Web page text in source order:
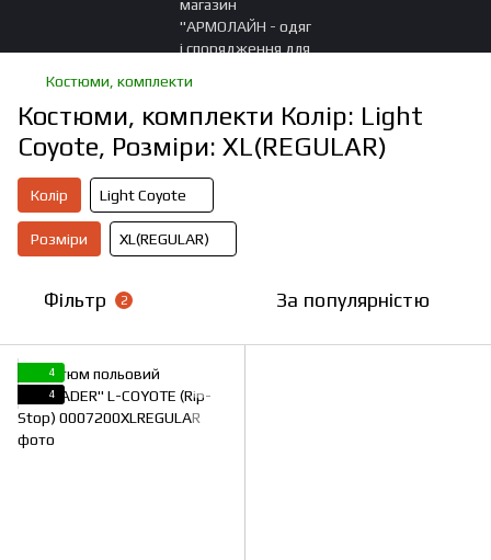
Костюми, комплекти
Костюми, комплекти Колір: Light
Coyote, Розміри: XL(REGULAR)
Колір Light Coyote
Розміри XL(REGULAR)
Фільтр 2 За популярністю
4
4